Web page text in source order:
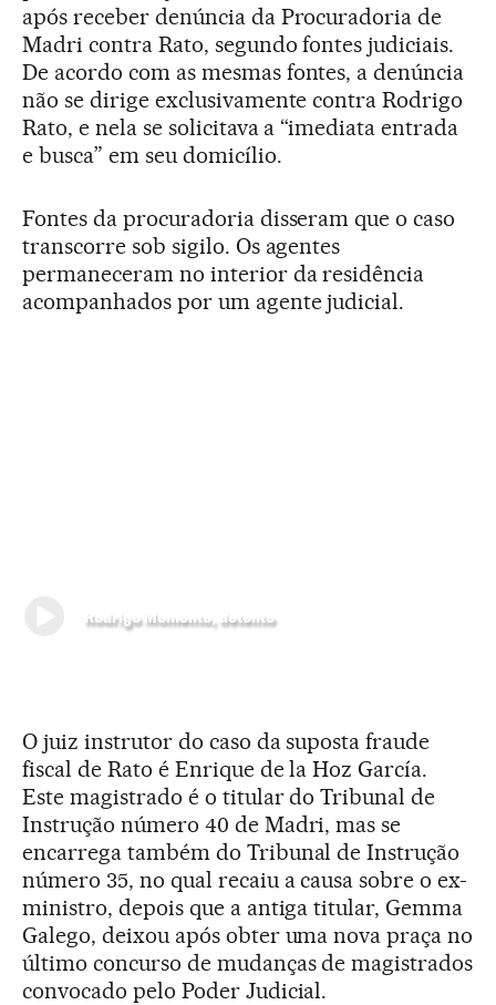
após receber denúncia da Procuradoria de
Madri contra Rato, segundo fontes judiciais.
De acordo com as mesmas fontes, a denúncia
não se dirige exclusivamente contra Rodrigo
Rato, e nela se solicitava a “imediata entrada
e busca” em seu domicílio.
Fontes da procuradoria disseram que o caso
transcorre sob sigilo. Os agentes
permaneceram no interior da residência
acompanhados por um agente judicial.
Rodrigo Momento, detento
O juiz instrutor do caso da suposta fraude
fiscal de Rato é Enrique de la Hoz García.
Este magistrado é o titular do Tribunal de
Instrução número 40 de Madri, mas se
encarrega também do Tribunal de Instrução
número 35, no qual recaiu a causa sobre o ex-
ministro, depois que a antiga titular, Gemma
Galego, deixou após obter uma nova praça no
último concurso de mudanças de magistrados
convocado pelo Poder Judicial.